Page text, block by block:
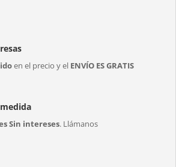
en el precio y el ENVÍO ES GRATIS
Sin intereses. Llámanos